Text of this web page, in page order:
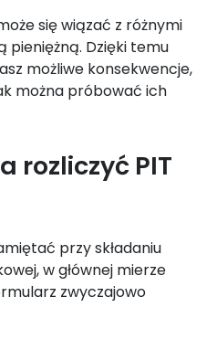
się wiązać z różnymi
pieniężną. Dzięki temu
możliwe konsekwencje,
można próbować ich
rozliczyć PIT
przy składaniu
w głównej mierze
zwyczajowo